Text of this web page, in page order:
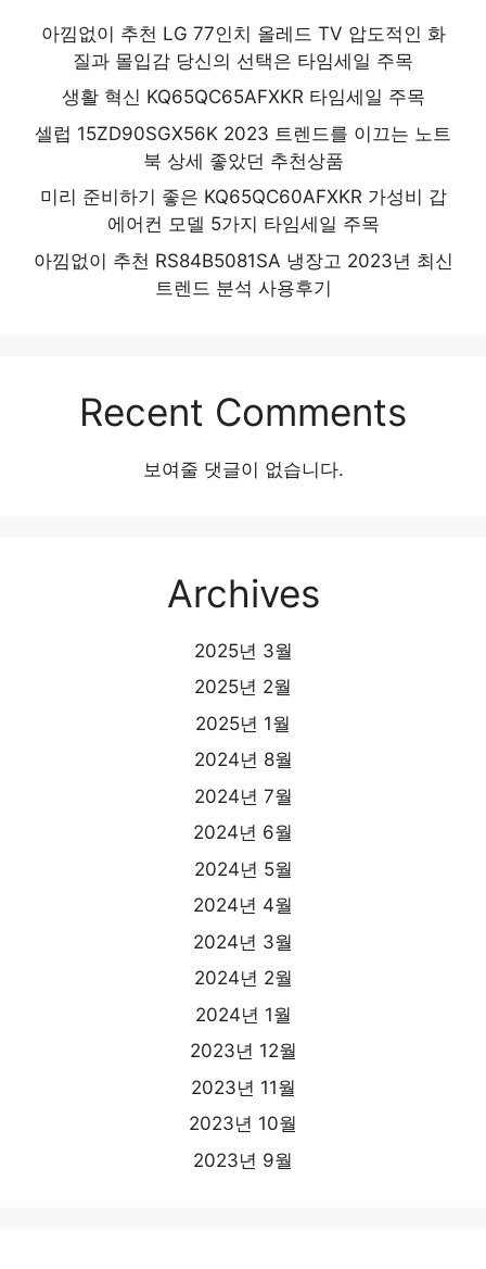
아낌없이 추천 LG 77인치 올레드 TV 압도적인 화
질과 몰입감 당신의 선택은 타임세일 주목
생활 혁신 KQ65QC65AFXKR 타임세일 주목
셀럽 15ZD90SGX56K 2023 트렌드를 이끄는 노트
북 상세 좋았던 추천상품
미리 준비하기 좋은 KQ65QC60AFXKR 가성비 갑
에어컨 모델 5가지 타임세일 주목
아낌없이 추천 RS84B5081SA 냉장고 2023년 최신
트렌드 분석 사용후기
Recent Comments
보여줄 댓글이 없습니다.
Archives
2025년 3월
2025년 2월
2025년 1월
2024년 8월
2024년 7월
2024년 6월
2024년 5월
2024년 4월
2024년 3월
2024년 2월
2024년 1월
2023년 12월
2023년 11월
2023년 10월
2023년 9월